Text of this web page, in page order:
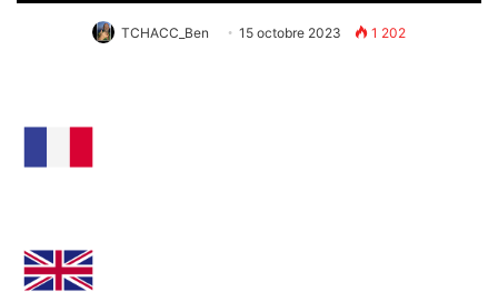
TCHACC_Ben 15 octobre 2023 1 202